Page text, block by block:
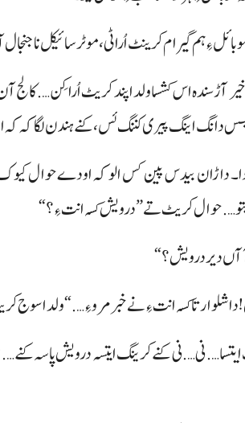
ءِ ہم گیرام کرینٹ اُراٹی، موٹر سائیکل نا
خیر آڑسندہ اس کشسا ولدا پند کریٹ اُرا کِن….
دانگ اینگ پیری کننگ ئس، کنے ہندن لگاکہ کہ
داڑان بیدس پین کس الو کہ اودے حوال
حوال کریٹ تے ”درویش کسہ انت ءِ؟“
دیر درویش؟“
تا کسہ انت ءِ نے خبر مرو ءِ….“ ولدا سوج
نی …. نی کنے کرینگ ایتسہ درویش پاسہ